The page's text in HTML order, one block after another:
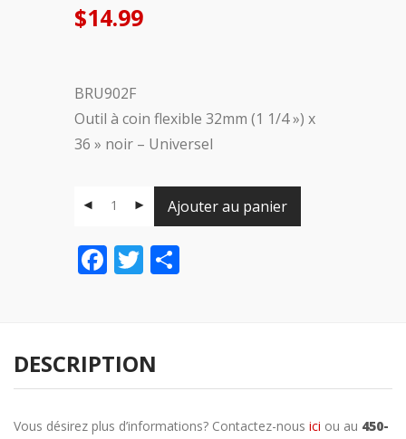
$14.99
BRU902F
Outil à coin flexible 32mm (1 1/4 ») x
36 » noir – Universel
Ajouter au panier
Facebook
Twitter
Share
DESCRIPTION
Vous désirez plus d’informations? Contactez-nous ici ou au 450-